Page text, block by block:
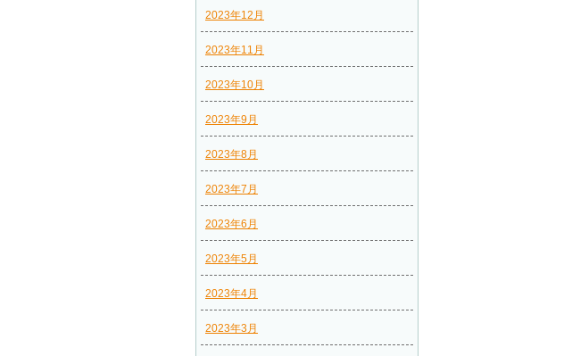
2023年12月
2023年11月
2023年10月
2023年9月
2023年8月
2023年7月
2023年6月
2023年5月
2023年4月
2023年3月